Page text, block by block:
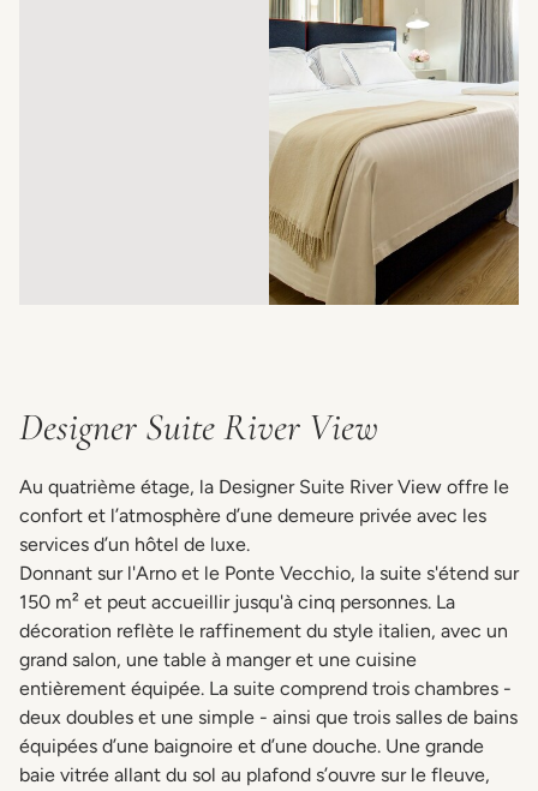
Designer Suite River View
Au quatrième étage, la Designer Suite River View offre le
confort et l’atmosphère d’une demeure privée avec les
services d’un hôtel de luxe.
Donnant sur l'Arno et le Ponte Vecchio, la suite s'étend sur
150 m² et peut accueillir jusqu'à cinq personnes. La
décoration reflète le raffinement du style italien, avec un
grand salon, une table à manger et une cuisine
entièrement équipée. La suite comprend trois chambres -
deux doubles et une simple - ainsi que trois salles de bains
équipées d’une baignoire et d’une douche. Une grande
baie vitrée allant du sol au plafond s’ouvre sur le fleuve,